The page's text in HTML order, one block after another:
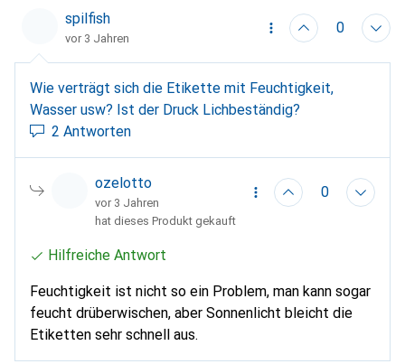
spilfish
vor 3 Jahren
0
Wie verträgt sich die Etikette mit Feuchtigkeit,
Wasser usw? Ist der Druck Lichbeständig?
2 Antworten
ozelotto
vor 3 Jahren
0
hat dieses Produkt gekauft
Hilfreiche Antwort
Feuchtigkeit ist nicht so ein Problem, man kann sogar
feucht drüberwischen, aber Sonnenlicht bleicht die
Etiketten sehr schnell aus.